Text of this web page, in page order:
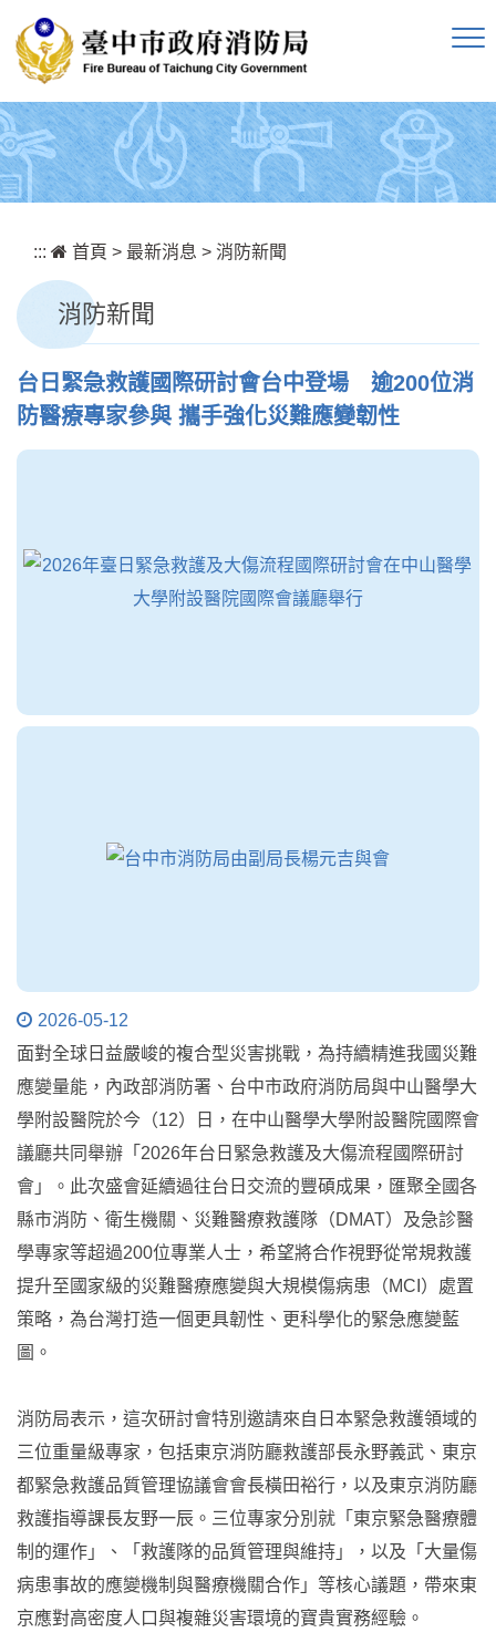
::: 首頁 > 最新消息 > 消防新聞
消防新聞
台日緊急救護國際研討會台中登場 逾200位消
防醫療專家參與 攜手強化災難應變韌性
2026-05-12
面對全球日益嚴峻的複合型災害挑戰，為持續精進我國災難
應變量能，內政部消防署、台中市政府消防局與中山醫學大
學附設醫院於今（12）日，在中山醫學大學附設醫院國際會
議廳共同舉辦「2026年台日緊急救護及大傷流程國際研討
會」。此次盛會延續過往台日交流的豐碩成果，匯聚全國各
縣市消防、衛生機關、災難醫療救護隊（DMAT）及急診醫
學專家等超過200位專業人士，希望將合作視野從常規救護
提升至國家級的災難醫療應變與大規模傷病患（MCI）處置
策略，為台灣打造一個更具韌性、更科學化的緊急應變藍
圖。
消防局表示，這次研討會特別邀請來自日本緊急救護領域的
三位重量級專家，包括東京消防廳救護部長永野義武、東京
都緊急救護品質管理協議會會長橫田裕行，以及東京消防廳
救護指導課長友野一辰。三位專家分別就「東京緊急醫療體
制的運作」、「救護隊的品質管理與維持」，以及「大量傷
病患事故的應變機制與醫療機關合作」等核心議題，帶來東
京應對高密度人口與複雜災害環境的寶貴實務經驗。